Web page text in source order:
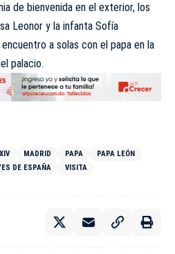
de bienvenida en el exterior, los
Leonor y la infanta Sofía
a solas con el papa en la
palacio.
MADRID PAPA
PAPA LEÓN
DE ESPAÑA VISITA